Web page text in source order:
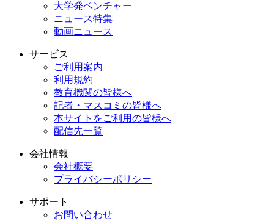
大学発ベンチャー
ニュース特集
動画ニュース
サービス
ご利用案内
利用規約
教育機関の皆様へ
記者・マスコミの皆様へ
本サイトをご利用の皆様へ
配信先一覧
会社情報
会社概要
プライバシーポリシー
サポート
お問い合わせ